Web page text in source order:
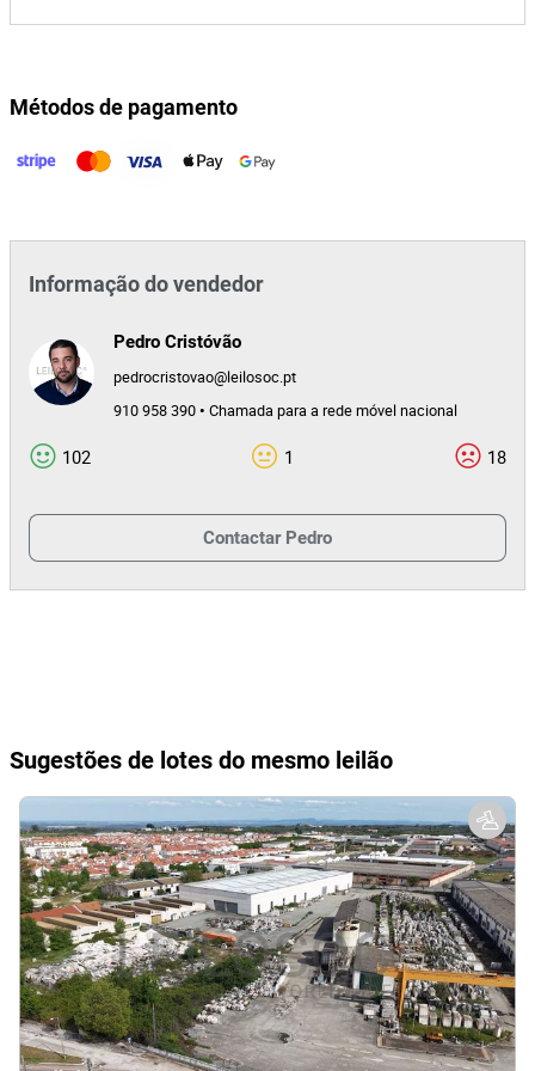
Métodos de pagamento
Informação do vendedor
Pedro Cristóvão
pedrocristovao@leilosoc.pt
910 958 390 • Chamada para a rede móvel nacional
102 1 18
Contactar Pedro
Sugestões de lotes do mesmo leilão